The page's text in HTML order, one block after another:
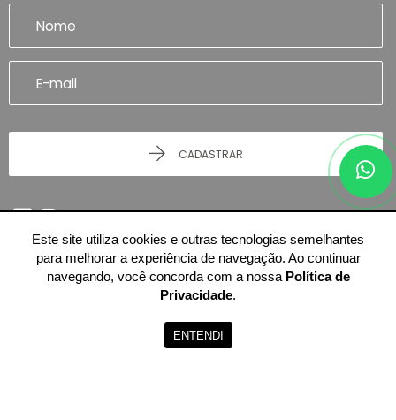
CADASTRAR
Todos os Direitos Reservados.
Este site utiliza cookies e outras tecnologias semelhantes
para melhorar a experiência de navegação. Ao continuar
navegando, você concorda com a nossa Política de
Privacidade.
ENTENDI